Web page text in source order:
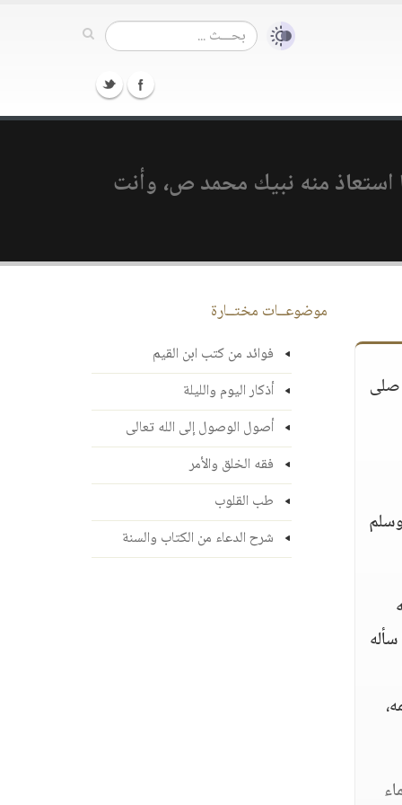
منه نبيك محمد ص، وأنت
صلى
موضوعــات مختــارة
فوائد من كتب ابن القيم
أذكار اليوم والليلة
أصول الوصول إلى الله تعالى
فقه الخلق والأمر
طب القلوب
شرح الدعاء من الكتاب والسنة